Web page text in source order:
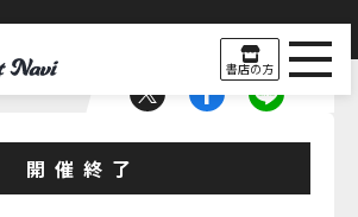
書店の方
開催終了